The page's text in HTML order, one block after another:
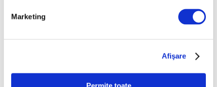
Marketing
Afişare
Permite toate